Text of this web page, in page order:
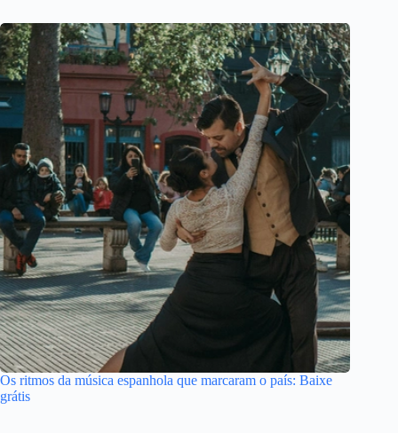
Os ritmos da música espanhola que marcaram o país: Baixe
grátis